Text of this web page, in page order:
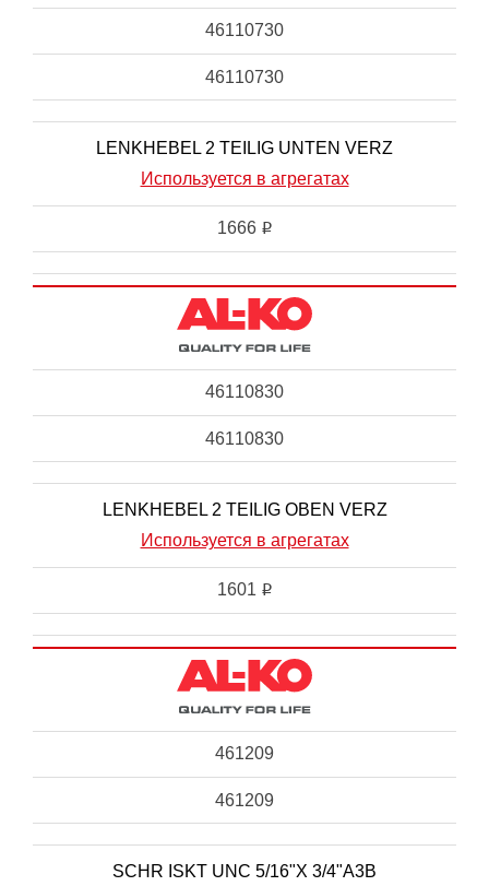
46110730
46110730
LENKHEBEL 2 TEILIG UNTEN VERZ
Используется в агрегатах
1666 i
46110830
46110830
LENKHEBEL 2 TEILIG OBEN VERZ
Используется в агрегатах
1601 i
461209
461209
SCHR ISKT UNC 5/16"X 3/4"A3B